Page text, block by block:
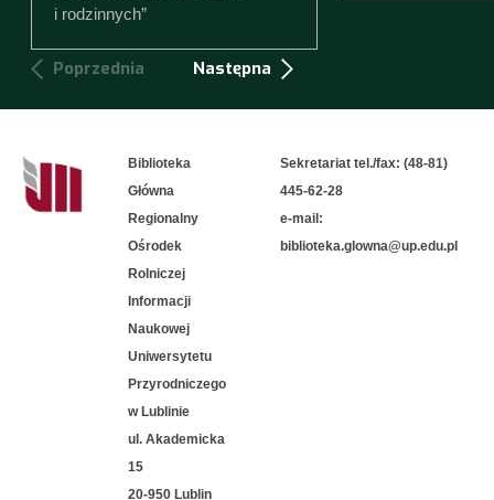
Poprzednia
i rodzinnych”
Następna
Biblioteka
Główna
Regionalny
Ośrodek
Rolniczej
Informacji
Naukowej
Uniwersytetu
Przyrodniczego
w Lublinie
ul. Akademicka
15
20-950 Lublin
Sekretariat tel./fax: (48-81)
445-62-28
e-mail:
biblioteka.glowna@up.edu.pl